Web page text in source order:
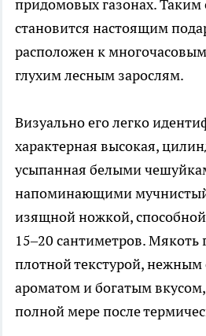
придомовых газонах. Таким
становится настоящим
расположен к
глухим лесным зарослям.
Визуально его легко
характерная высокая,
усыпанная белыми
напоминающими мучнистый
изящной ножкой,
15–20 сантиметров. Мякоть
плотной текстурой,
ароматом и богатым
полной мере после